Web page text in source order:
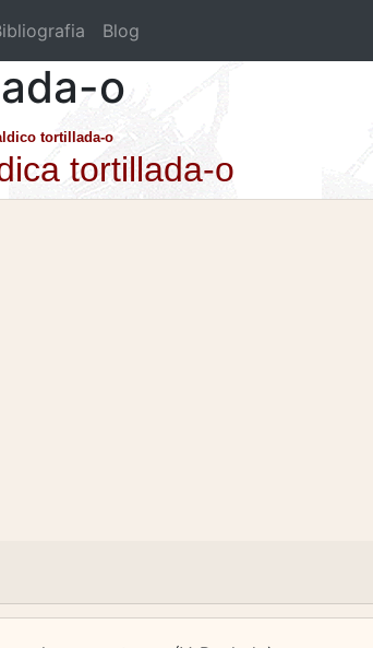
Blog
o
tortillada-o
tortillada-o